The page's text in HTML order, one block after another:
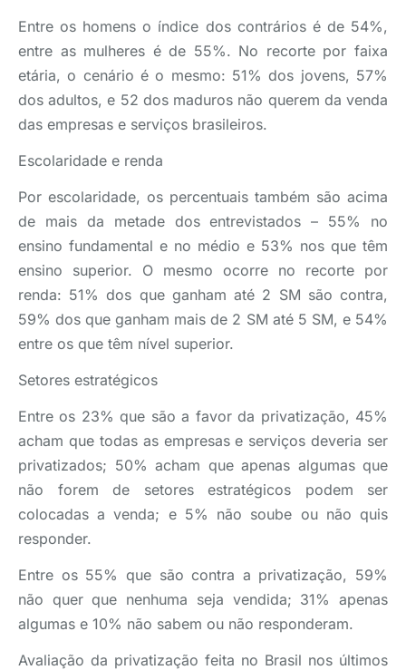
Entre os homens o índice dos contrários é de 54%,
entre as mulheres é de 55%. No recorte por faixa
etária, o cenário é o mesmo: 51% dos jovens, 57%
dos adultos, e 52 dos maduros não querem da venda
das empresas e serviços brasileiros.
Escolaridade e renda
Por escolaridade, os percentuais também são acima
de mais da metade dos entrevistados – 55% no
ensino fundamental e no médio e 53% nos que têm
ensino superior. O mesmo ocorre no recorte por
renda: 51% dos que ganham até 2 SM são contra,
59% dos que ganham mais de 2 SM até 5 SM, e 54%
entre os que têm nível superior.
Setores estratégicos
Entre os 23% que são a favor da privatização, 45%
acham que todas as empresas e serviços deveria ser
privatizados; 50% acham que apenas algumas que
não forem de setores estratégicos podem ser
colocadas a venda; e 5% não soube ou não quis
responder.
Entre os 55% que são contra a privatização, 59%
não quer que nenhuma seja vendida; 31% apenas
algumas e 10% não sabem ou não responderam.
Avaliação da privatização feita no Brasil nos últimos